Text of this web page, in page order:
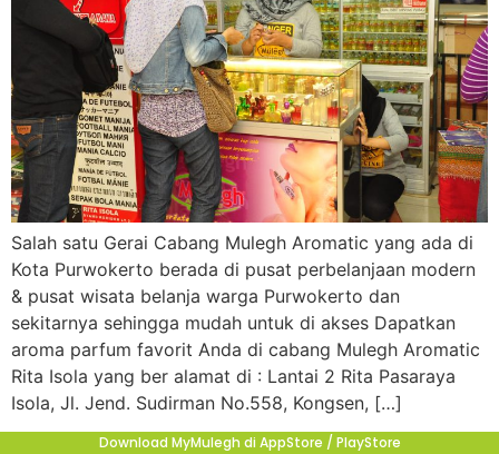
Salah satu Gerai Cabang Mulegh Aromatic yang ada di
Kota Purwokerto berada di pusat perbelanjaan modern
& pusat wisata belanja warga Purwokerto dan
sekitarnya sehingga mudah untuk di akses Dapatkan
aroma parfum favorit Anda di cabang Mulegh Aromatic
Rita Isola yang ber alamat di : Lantai 2 Rita Pasaraya
Isola, Jl. Jend. Sudirman No.558, Kongsen, […]
Download MyMulegh di AppStore / PlayStore